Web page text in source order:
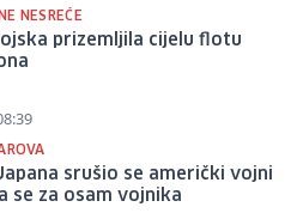
NESREĆE
prizemljila cijelu flotu
srušio se američki vojni
se za osam vojnika